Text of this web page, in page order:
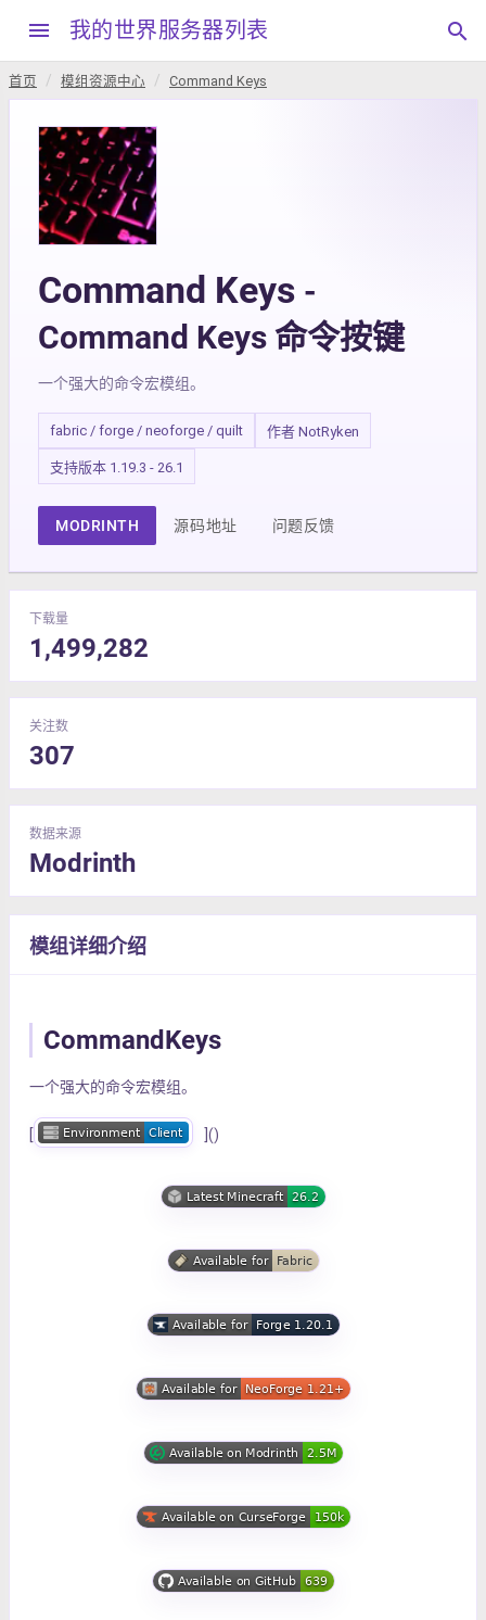
menu 我的世界服务器列表 search
首页 模组资源中心 Command Keys
Command Keys -
Command Keys 命令按键
一个强大的命令宏模组。
fabric / forge / neoforge / quilt 作者 NotRyken
支持版本 1.19.3 - 26.1
MODRINTH 源码地址 问题反馈
下载量
1,499,282
关注数
307
数据来源
Modrinth
模组详细介绍
CommandKeys
一个强大的命令宏模组。
[ ]()